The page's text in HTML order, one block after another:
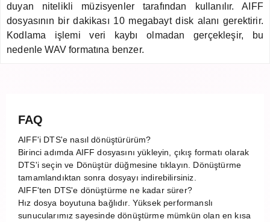
duyan nitelikli müzisyenler tarafından kullanılır. AIFF
dosyasının bir dakikası 10 megabayt disk alanı gerektirir.
Kodlama işlemi veri kaybı olmadan gerçekleşir, bu
nedenle WAV formatına benzer.
FAQ
AIFF'i DTS'e nasıl dönüştürürüm?
Birinci adımda AIFF dosyasını yükleyin, çıkış formatı olarak
DTS'i seçin ve Dönüştür düğmesine tıklayın. Dönüştürme
tamamlandıktan sonra dosyayı indirebilirsiniz.
AIFF'ten DTS'e dönüştürme ne kadar sürer?
Hız dosya boyutuna bağlıdır. Yüksek performanslı
sunucularımız sayesinde dönüştürme mümkün olan en kısa